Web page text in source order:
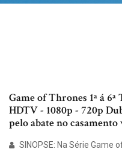
Game of Thrones 1ª á
HDTV - 1080p - 720p
pelo abate no
SINOPSE: Na Série Game